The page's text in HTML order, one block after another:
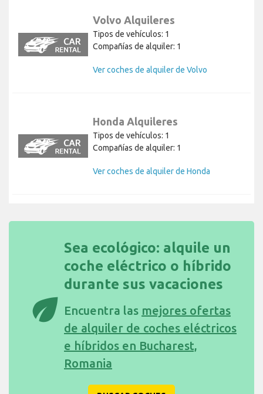
Volvo Alquileres
Tipos de vehículos: 1
Compañías de alquiler: 1
Ver coches de alquiler de Volvo
Honda Alquileres
Tipos de vehículos: 1
Compañías de alquiler: 1
Ver coches de alquiler de Honda
eco
Sea ecológico: alquile un
coche eléctrico o híbrido
durante sus vacaciones
Encuentra las mejores ofertas
de alquiler de coches eléctricos
e híbridos en Bucharest,
Romania